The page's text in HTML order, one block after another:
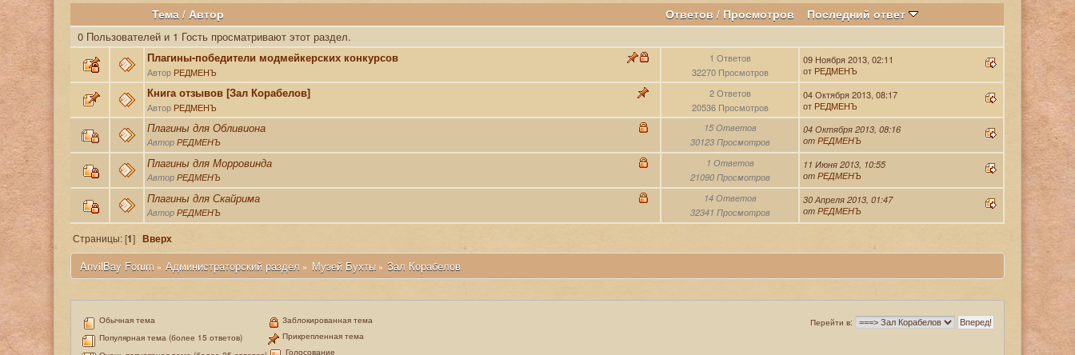
Тема/ Автор Ответов / Просмотров
Последний ответ
0 Пользователей и 1 Гость просматривают этот раздел.
Плагины-победители модмейкерских конкурсов
Автор РЕДМЕНЪ
1 Ответов
32270 Просмотров
09 Ноября 2013, 02:11
от РЕДМЕНЪ
Книга отзывов [Зал Корабелов]
Автор РЕДМЕНЪ
2 Ответов
20536 Просмотров
04 Октября 2013, 08:17
от РЕДМЕНЪ
Плагины для Обливиона
АвторРЕДМЕНЪ
15 Ответов
30123 Просмотров
04 Октября 2013, 08:16
отРЕДМЕНЪ
Плагины для Морровинда
АвторРЕДМЕНЪ
1 Ответов
21090 Просмотров
11 Июня 2013, 10:55
отРЕДМЕНЪ
Плагины для Скайрима
АвторРЕДМЕНЪ
14 Ответов
32341 Просмотров
30 Апреля 2013, 01:47
отРЕДМЕНЪ
Страницы: [1] Вверх
AnvilBay Forum » Администраторский раздел » Музей Бухты» Зал Корабелов
Перейти в:
Обычная тема
Популярная тема (более 15 ответов)
Заблокированная тема
Прикрепленная тема
Голосование